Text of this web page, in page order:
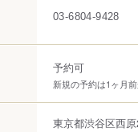
03-6804-9428
予約可
新規の予約は1ヶ月
東京都渋谷区西原